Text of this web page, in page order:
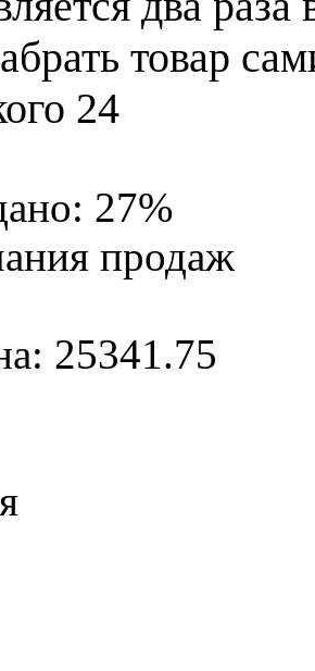
товар
24
27%
продаж
25341.75